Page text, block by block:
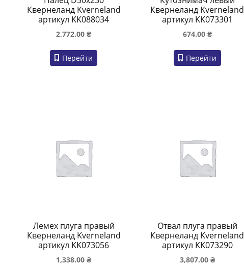
Квернеланд Kverneland
артикул KK088034
2,772.00₴
Перейти
Квернеланд Kverneland
артикул KK073301
674.00 ₴
Перейти
Лемех плуга правый
Квернеланд Kverneland
артикул KK073056
1,338.00₴
Отвал плуга правый
Квернеланд Kverneland
артикул KK073290
3,807.00 ₴